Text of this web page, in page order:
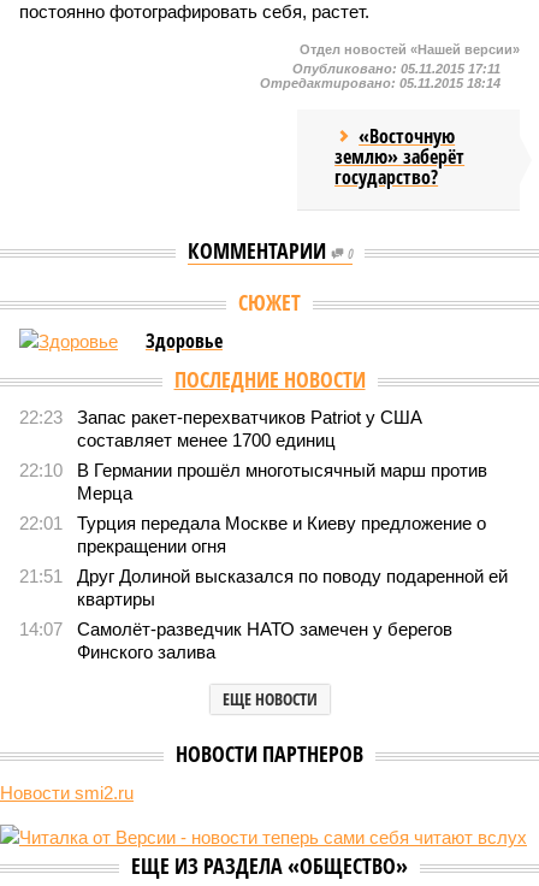
постоянно фотографировать себя, растет.
Отдел новостей «Нашей версии»
Опубликовано: 05.11.2015 17:11
Отредактировано: 05.11.2015 18:14
«Восточную
землю» заберёт
государство?
КОММЕНТАРИИ 0
Версия //Конфликт //В нескольких станциях от уже сданного
компании Capital Group начала реальной достройки
В нескольких станциях от уже сданного «Сказочного
леса» пайщики ЖК «Станция Л» продолжают ждать от
компании Capital Group начала реальной достройки
«Станция ожидания» для дольщиков
В нескольких станциях от уже сданного «Сказочного леса» пайщики ЖК
«Станция Л» продолжают ждать от компании Capital Group начала
реальной достройки (изображение сгенерировано ИИ)
уже получают ключи – в мае 2026 года были получены
разрешение на ввод жилищного комплекса в эксплуатацию –
совсем недалеко, в паре станций метро южнее, на Люблинской